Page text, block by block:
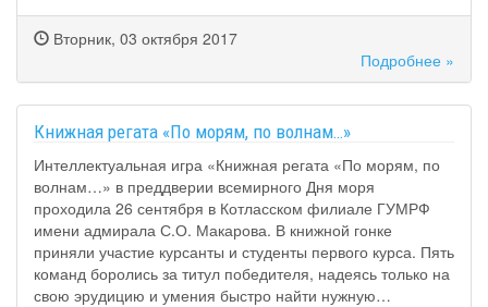
Вторник, 03 октября 2017
Подробнее »
Книжная регата «По морям, по волнам…»
Интеллектуальная игра «Книжная регата «По морям, по
волнам…» в преддверии всемирного Дня моря
проходила 26 сентября в Котласском филиале ГУМРФ
имени адмирала С.О. Макарова. В книжной гонке
приняли участие курсанты и студенты первого курса. Пять
команд боролись за титул победителя, надеясь только на
свою эрудицию и умения быстро найти нужную…